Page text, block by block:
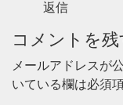
返信
コメントを残
メールアドレスが
いている欄は必須